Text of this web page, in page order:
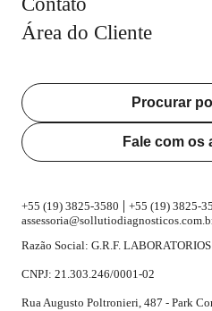
Área do Cliente
+55 (19) 3825-3580 | +55 (19) 3825-
Razão Social: G.R.F.
CNPJ: 21.303.246/0001-02
Rua Augusto Poltronieri, 487 - Park
Procurar
Fale com os